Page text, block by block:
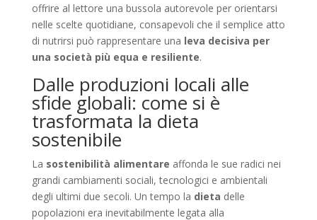
offrire al lettore una bussola autorevole per orientarsi
nelle scelte quotidiane, consapevoli che il semplice atto
di nutrirsi può rappresentare una leva decisiva per
una società più equa e resiliente.
Dalle produzioni locali alle
sfide globali: come si è
trasformata la dieta
sostenibile
La sostenibilità alimentare affonda le sue radici nei
grandi cambiamenti sociali, tecnologici e ambientali
degli ultimi due secoli. Un tempo la dieta delle
popolazioni era inevitabilmente legata alla